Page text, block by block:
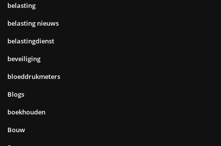
belasting
belasting nieuws
belastingdienst
beveiliging
bloeddrukmeters
Blogs
boekhouden
Bouw